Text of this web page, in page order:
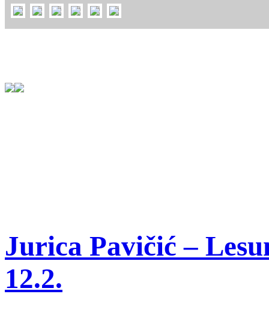
Jurica Pavičić –
12.2.